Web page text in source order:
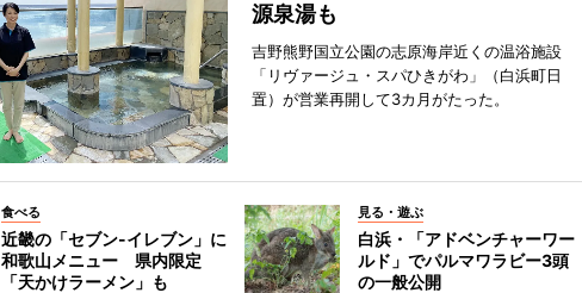
源泉湯も
吉野熊野国立公園の志原海岸近くの温浴施設
「リヴァージュ・スパひきがわ」（白浜町日
置）が営業再開して3カ月がたった。
食べる
近畿の「セブン-イレブン」に
和歌山メニュー 県内限定
「天かけラーメン」も
見る・遊ぶ
白浜・「アドベンチャーワー
ルド」でパルマワラビー3頭
の一般公開